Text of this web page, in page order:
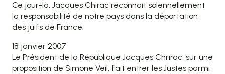
Ce jour-là, Jacques Chirac reconnait solennellement
la responsabilité de notre pays dans la déportation
des juifs de France.
18 janvier 2007
Le Président de la République Jacques Chrirac, sur une
proposition de Simone Veil, fait entrer les Justes parmi